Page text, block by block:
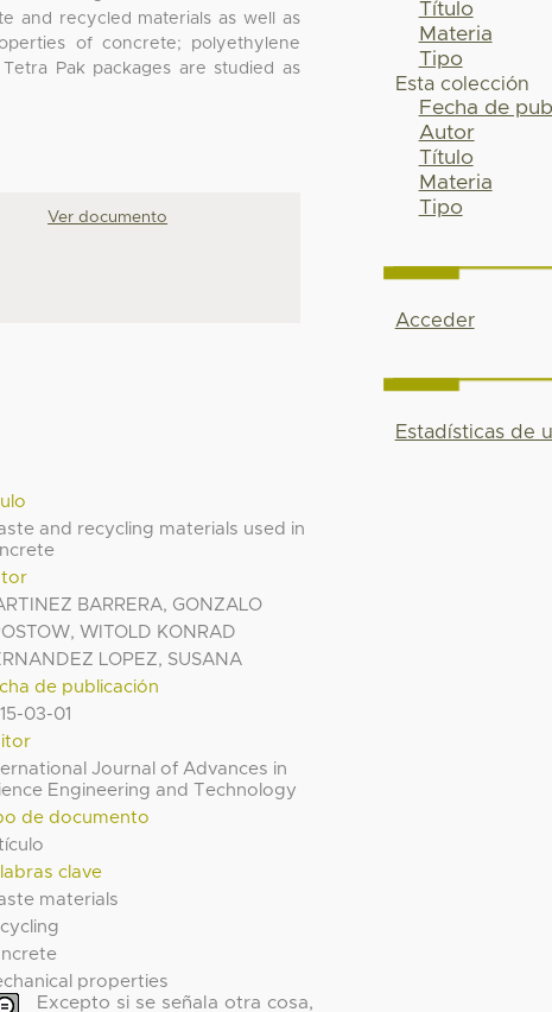
and recycled materials as well as
of concrete; polyethylene
Pak packages are studied as
Ver documento
and recycling materials used in
BARRERA, GONZALO
WITOLD KONRAD
LOPEZ, SUSANA
de publicación
03-01
Journal of Advances in
Engineering and Technology
de documento
clave
materials
properties
Excepto si se señala otra cosa,
Título
Materia
Tipo
Esta colección
Fecha de
Autor
Título
Materia
Tipo
Acceder
Estadísticas de